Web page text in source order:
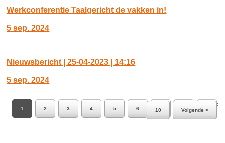
Werkconferentie Taalgericht de vakken in!
5 sep. 2024
Nieuwsbericht | 25-04-2023 | 14:16
5 sep. 2024
Ga naar pagina:
1
2 3 4 5 6 7 8 9
10 Volgende >